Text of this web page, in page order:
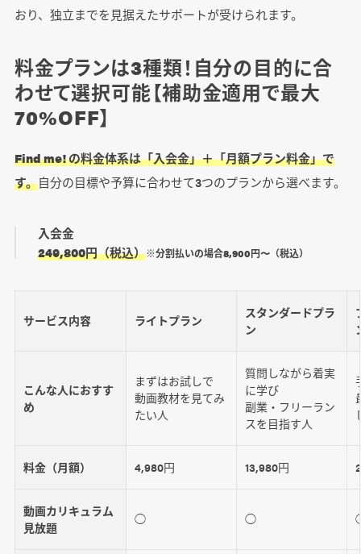
おり、独立までを見据えたサポートが受けられます。
料金プランは3種類！自分の目的に合
わせて選択可能【補助金適用で最大
70%OFF】
Find me! の料金体系は「入会金」＋「月額プラン料金」で
す。自分の目標や予算に合わせて3つのプランから選べます。
入会金
249,800円（税込）※分割払いの場合8,900円〜（税込）
サービス内容 ライトプラン
スタンダードプラ
ン
こんな人におすす
め
まずはお試しで
動画教材を見てみ
たい人
質問しながら着実
に学び
副業・フリーラン
スを目指す人
料金（月額） 4,980円 13,980円
動画カリキュラム
見放題
◯ ◯